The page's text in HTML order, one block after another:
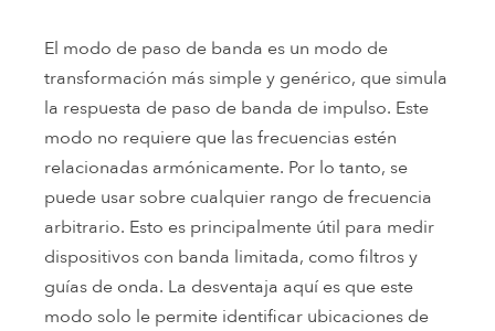
El modo de paso de banda es un modo de
transformación más simple y genérico, que simula
la respuesta de paso de banda de impulso. Este
modo no requiere que las frecuencias estén
relacionadas armónicamente. Por lo tanto, se
puede usar sobre cualquier rango de frecuencia
arbitrario. Esto es principalmente útil para medir
dispositivos con banda limitada, como filtros y
guías de onda. La desventaja aquí es que este
modo solo le permite identificar ubicaciones de